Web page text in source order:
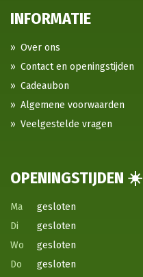
INFORMATIE
Over ons
Contact en openingstijden
Cadeaubon
Algemene voorwaarden
Veelgestelde vragen
OPENINGSTIJDEN ☀️
Ma
gesloten
Di
gesloten
Wo
gesloten
Do
gesloten